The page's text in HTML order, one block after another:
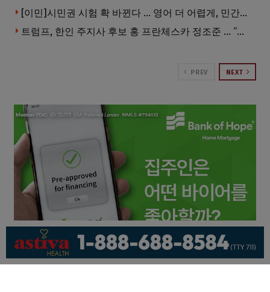
[이민]시민권 시험 확 바뀐다 … 영어 더 어렵게, 민간시험 도입 추진
트럼프, 한인 주지사 후보 홍 프란체스카 정조준 … “미치광이다”
PREV NEXT